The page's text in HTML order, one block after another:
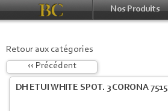
Nos Produits
Retour aux catégories
‹‹ Précédent
DH ETUI WHITE SPOT. 3 CORONA 7515